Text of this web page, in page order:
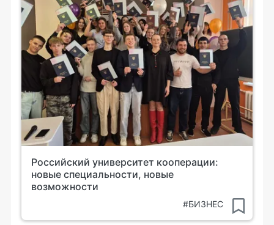
Российский университет кооперации:
новые специальности, новые
возможности
#БИЗНЕС